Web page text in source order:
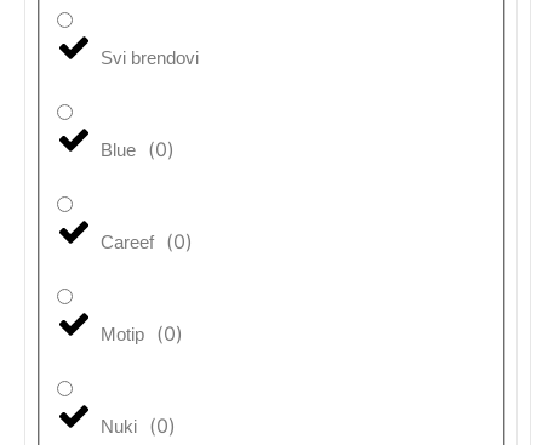
Svi brendovi
Blue (0)
Careef (0)
Motip (0)
Nuki (0)